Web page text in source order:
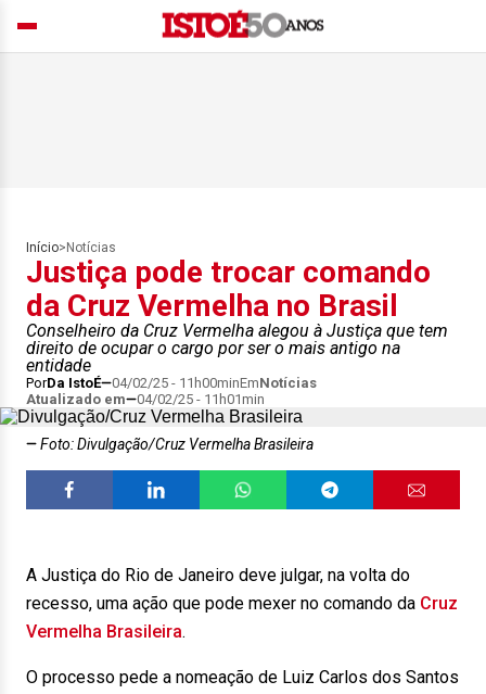
Início> Notícias
Justiça pode trocar comando
da Cruz Vermelha no Brasil
Conselheiro da Cruz Vermelha alegou à Justiça que tem
direito de ocupar o cargo por ser o mais antigo na
entidade
PorDa IstoÉ 04/02/25 - 11h00minEmNotícias
Atualizado em
04/02/25 - 11h01min
Foto: Divulgação/Cruz Vermelha Brasileira
A Justiça do Rio de Janeiro deve julgar, na volta do
recesso, uma ação que pode mexer no comando da Cruz
Vermelha Brasileira.
O processo pede a nomeação de Luiz Carlos dos Santos